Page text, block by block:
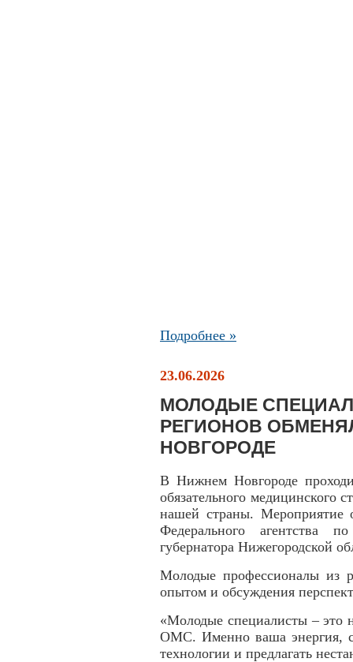
Подробнее »
23.06.2026
МОЛОДЫЕ
РЕГИОНОВ
НОВГОРОДЕ
В Нижнем Новгороде
обязательного медицинского
нашей страны. Мероприятие
Федерального агентства
губернатора Нижегородской
Молодые профессионалы из
опытом и обсуждения
«Молодые специалисты – это
ОМС. Именно ваша энергия,
технологии и предлагать